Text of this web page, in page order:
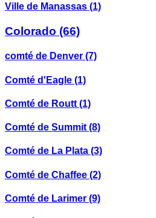
Ville de Manassas (1)
Colorado (66)
comté de Denver (7)
Comté d'Eagle (1)
Comté de Routt (1)
Comté de Summit (8)
Comté de La Plata (3)
Comté de Chaffee (2)
Comté de Larimer (9)